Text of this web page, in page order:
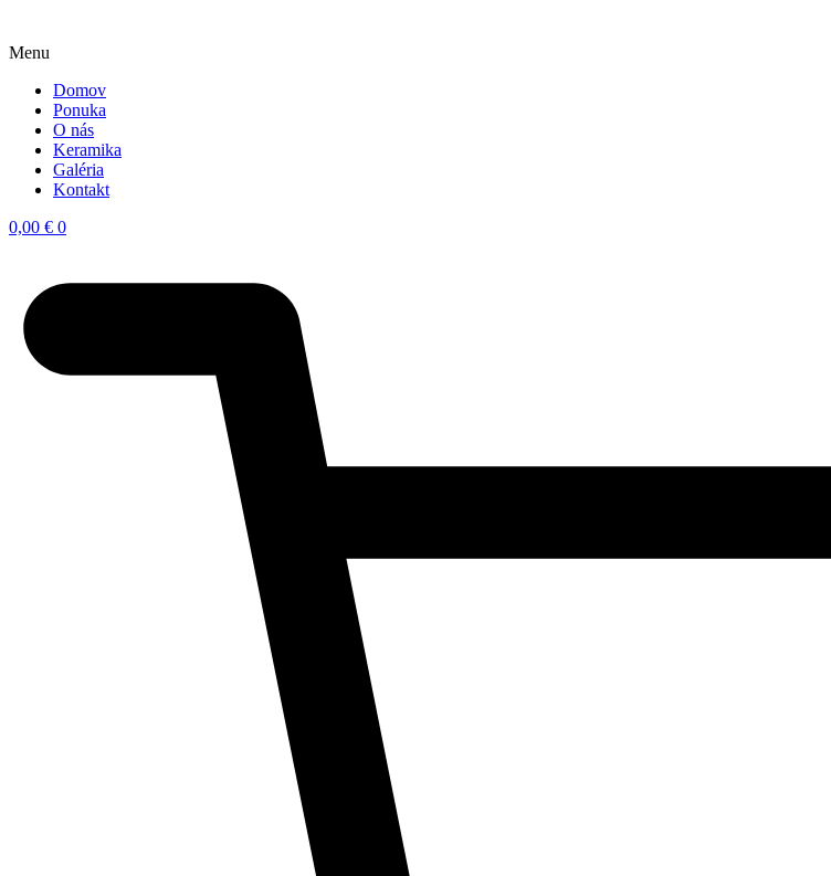
Menu
Domov
Ponuka
O nás
Keramika
Galéria
Kontakt
0,00 € 0